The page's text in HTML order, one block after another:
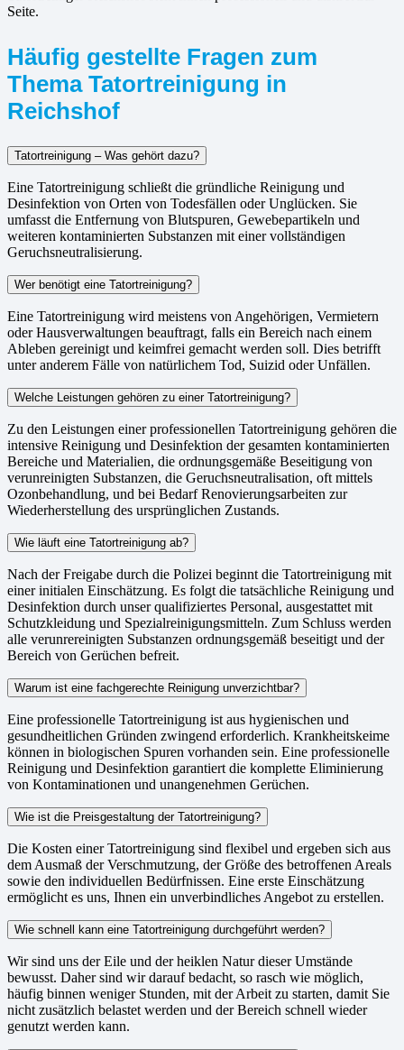
Seite.
Häufig gestellte Fragen zum
Thema Tatortreinigung in
Reichshof
Tatortreinigung – Was gehört dazu?
Eine Tatortreinigung schließt die gründliche Reinigung und
Desinfektion von Orten von Todesfällen oder Unglücken. Sie
umfasst die Entfernung von Blutspuren, Gewebepartikeln und
weiteren kontaminierten Substanzen mit einer vollständigen
Geruchsneutralisierung.
Wer benötigt eine Tatortreinigung?
Eine Tatortreinigung wird meistens von Angehörigen, Vermietern
oder Hausverwaltungen beauftragt, falls ein Bereich nach einem
Ableben gereinigt und keimfrei gemacht werden soll. Dies betrifft
unter anderem Fälle von natürlichem Tod, Suizid oder Unfällen.
Welche Leistungen gehören zu einer Tatortreinigung?
Zu den Leistungen einer professionellen Tatortreinigung gehören die
intensive Reinigung und Desinfektion der gesamten kontaminierten
Bereiche und Materialien, die ordnungsgemäße Beseitigung von
verunreinigten Substanzen, die Geruchsneutralisation, oft mittels
Ozonbehandlung, und bei Bedarf Renovierungsarbeiten zur
Wiederherstellung des ursprünglichen Zustands.
Wie läuft eine Tatortreinigung ab?
Nach der Freigabe durch die Polizei beginnt die Tatortreinigung mit
einer initialen Einschätzung. Es folgt die tatsächliche Reinigung und
Desinfektion durch unser qualifiziertes Personal, ausgestattet mit
Schutzkleidung und Spezialreinigungsmitteln. Zum Schluss werden
alle verunrereinigten Substanzen ordnungsgemäß beseitigt und der
Bereich von Gerüchen befreit.
Warum ist eine fachgerechte Reinigung unverzichtbar?
Eine professionelle Tatortreinigung ist aus hygienischen und
gesundheitlichen Gründen zwingend erforderlich. Krankheitskeime
können in biologischen Spuren vorhanden sein. Eine professionelle
Reinigung und Desinfektion garantiert die komplette Eliminierung
von Kontaminationen und unangenehmen Gerüchen.
Wie ist die Preisgestaltung der Tatortreinigung?
Die Kosten einer Tatortreinigung sind flexibel und ergeben sich aus
dem Ausmaß der Verschmutzung, der Größe des betroffenen Areals
sowie den individuellen Bedürfnissen. Eine erste Einschätzung
ermöglicht es uns, Ihnen ein unverbindliches Angebot zu erstellen.
Wie schnell kann eine Tatortreinigung durchgeführt werden?
Wir sind uns der Eile und der heiklen Natur dieser Umstände
bewusst. Daher sind wir darauf bedacht, so rasch wie möglich,
häufig binnen weniger Stunden, mit der Arbeit zu starten, damit Sie
nicht zusätzlich belastet werden und der Bereich schnell wieder
genutzt werden kann.